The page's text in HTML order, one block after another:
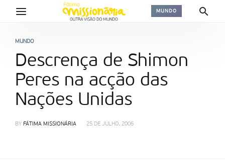
MUNDO
MUNDO
Descrença de Shimon
Peres na acção das
Nações Unidas
BY FÁTIMA MISSIONÁRIA 25 DE JULHO, 2006